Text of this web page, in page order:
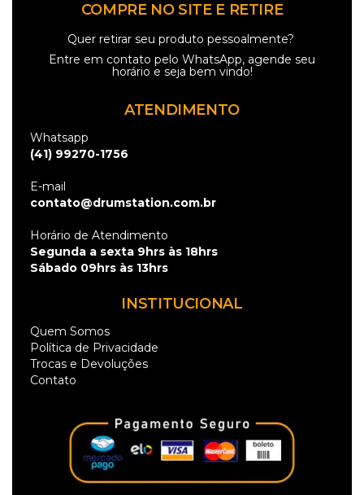
COMPRE NO SITE E RETIRE
Quer retirar seu produto pessoalmente?
Entre em contato pelo WhatsApp, agende seu
horário e seja bem vindo!
ATENDIMENTO
Whatsapp
(41) 99270-1756
E-mail
contato@drumstation.com.br
Horário de Atendimento
Segunda a sexta 9hrs às 18hrs
Sábado 09hrs às 13hrs
INSTITUCIONAL
Quem Somos
Política de Privacidade
Trocas e Devoluções
Contato